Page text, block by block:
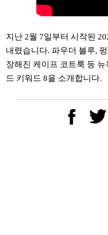
지난 2월 7일부터 시작된
내렸습니다. 파우더 블루,
장해진 케이프 코트룩 등
드 키워드 8을 소개합니다.